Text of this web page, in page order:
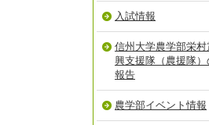
入試情報
信州大学農学部栄村
興支援隊（農援隊）
報告
農学部イベント情報